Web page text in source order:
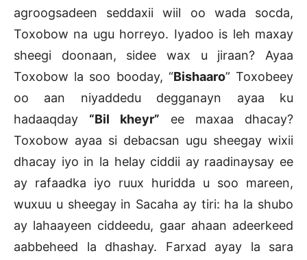
agroogsadeen seddaxii wiil oo wada socda,
Toxobow na ugu horreyo. Iyadoo is leh maxay
sheegi doonaan, sidee wax u jiraan? Ayaa
Toxobow la soo booday, “Bishaaro” Toxobeey
oo aan niyaddedu degganayn ayaa ku
hadaaqday “Bil kheyr” ee maxaa dhacay?
Toxobow ayaa si debacsan ugu sheegay wixii
dhacay iyo in la helay ciddii ay raadinaysay ee
ay rafaadka iyo ruux huridda u soo mareen,
wuxuu u sheegay in Sacaha ay tiri: ha la shubo
ay lahaayeen ciddeedu, gaar ahaan adeerkeed
aabbeheed la dhashay. Farxad ayay la sara